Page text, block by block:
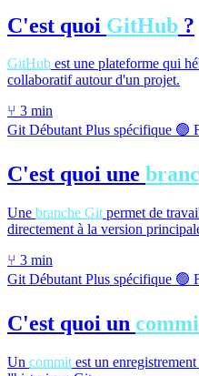
C'est quoi GitHub ?
GitHub est une plateforme qui
collaboratif autour d'un projet.
⑂ 3 min
Git Débutant Plus spécifique 🟢
C'est quoi une
Une branche Git permet de
directement à la version
⑂ 3 min
Git Débutant Plus spécifique 🟢
C'est quoi un
Un commit est un